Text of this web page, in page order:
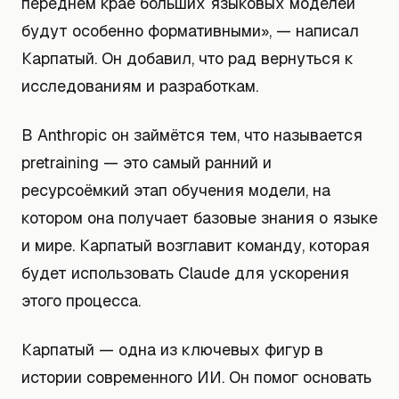
будут особенно формативными», — написал
Карпатый. Он добавил, что рад вернуться к
исследованиям и разработкам.
В Anthropic он займётся тем, что называется
pretraining — это самый ранний и
ресурсоёмкий этап обучения модели, на
котором она получает базовые знания о языке
и мире. Карпатый возглавит команду, которая
будет использовать Claude для ускорения
этого процесса.
Карпатый — одна из ключевых фигур в
истории современного ИИ. Он помог основать